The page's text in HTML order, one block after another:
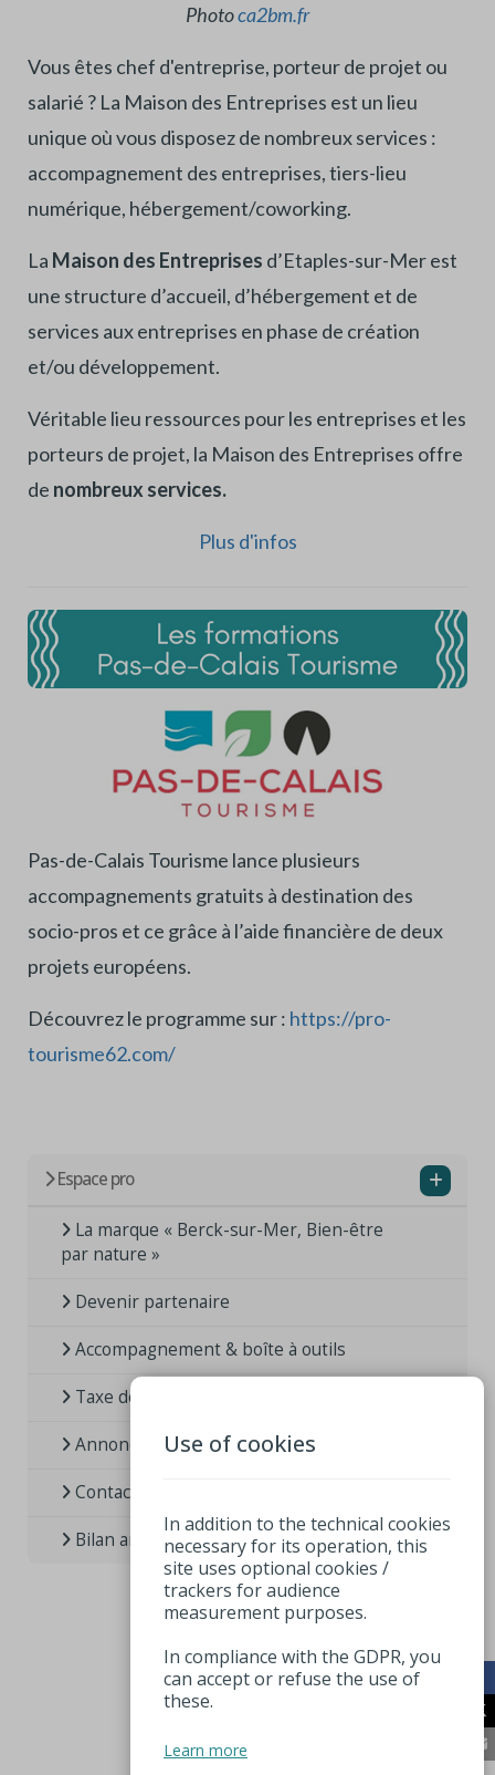
Photoca2bm.fr
Vous êtes chef d'entreprise, porteur de projet ou
salarié ? La Maison des Entreprises est un lieu
unique où vous disposez de nombreux services :
accompagnement des entreprises, tiers-lieu
numérique, hébergement/coworking.
La Maison des Entreprises d’Etaples-sur-Merest
une structure d’accueil, d’hébergement et de
services aux entreprises en phase de création
et/ou développement.
Véritable lieu ressources pour les entreprises et les
porteurs de projet, la Maison des Entreprises offre
de nombreux services.
Plus d'infos
Pas-de-Calais Tourisme lance plusieurs
accompagnements gratuits à destination des
socio-pros et ce grâce à l’aide financière de deux
projets européens.
Découvrez le programme sur : https://pro-
tourisme62.com/
Espace pro
La marque « Berck-sur-Mer, Bien-être
par nature »
Devenir partenaire
Accompagnement & boîte à outils
Taxe de séjour
Annoncer un événement
Contact presse
Bilan annuel de l’Office / Observatoire
Use of cookies
In addition to the technical cookies
necessary for its operation, this
site uses optional cookies /
trackers for audience
measurement purposes.
In compliance with the GDPR, you
can accept or refuse the use of
these.
Learn more